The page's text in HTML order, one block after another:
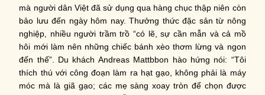
mà người dân Việt đã sử dụng qua hàng chục thập niên còn
bảo lưu đến ngày hôm nay. Thưởng thức đặc sản từ nông
nghiệp, nhiều người trầm trồ “có lẽ, sự cần mẫn và cả mồ
hôi mới làm nên những chiếc bánh xèo thơm lừng và ngon
đến thế”. Du khách Andreas Mattbbon hào hứng nói: “Tôi
thích thú với công đoạn làm ra hạt gạo, không phải là máy
móc mà là giã gạo; các mẹ sàng xoay tròn để chọn được